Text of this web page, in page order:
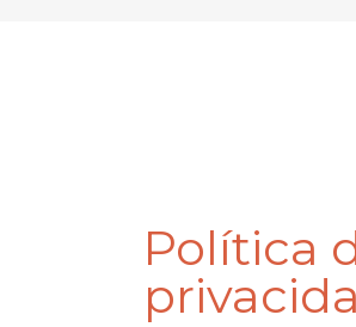
Política